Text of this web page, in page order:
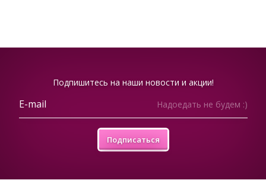
Подпишитесь на наши новости и акции!
Надоедать не будем :)
Подписаться